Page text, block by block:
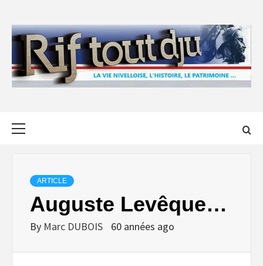
content
ARTICLE
Auguste Levêque…
By Marc DUBOIS 60 années ago